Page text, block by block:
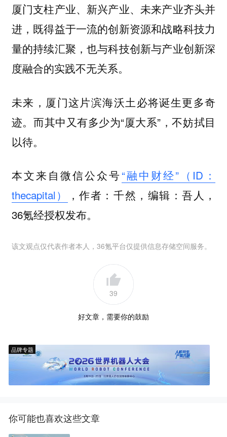
厦门支柱产业、新兴产业、未来产业齐头并
进，既得益于一流的创新资源和战略科技力
量的持续汇聚，也与科技创新与产业创新深
度融合的实践不无关系。
未来，厦门这片滨海沃土必将诞生更多奇
迹。而其中又有多少为“厦大系”，不妨拭目
以待。
本文来自微信公众号“融中财经”（ID：
thecapital）
，作者：千然，编辑：吾人，
36氪经授权发布。
该文观点仅代表作者本人，36氪平台仅提供信息存储空间服务。
39
好文章，需要你的鼓励
品牌专题
你可能也喜欢这些文章